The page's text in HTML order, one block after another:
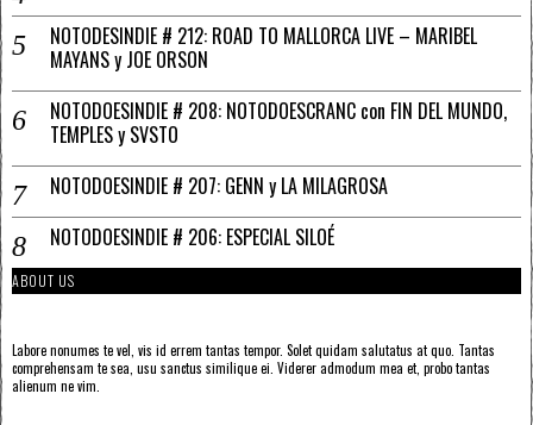
NOTODESINDIE # 212: ROAD TO MALLORCA LIVE – MARIBEL
MAYANS y JOE ORSON
NOTODOESINDIE # 208: NOTODOESCRANC con FIN DEL MUNDO,
TEMPLES y SVSTO
NOTODOESINDIE # 207: GENN y LA MILAGROSA
NOTODOESINDIE # 206: ESPECIAL SILOÉ
ABOUT US
Labore nonumes te vel, vis id errem tantas tempor. Solet quidam salutatus at quo. Tantas
comprehensam te sea, usu sanctus similique ei. Viderer admodum mea et, probo tantas
alienum ne vim.